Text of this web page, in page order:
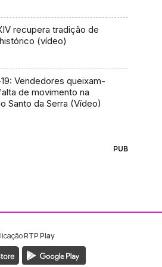
recupera tradição de
(vídeo)
Vendedores queixam-
de movimento na
Santo da Serra (Vídeo)
PUB
Madeira
RTP Play